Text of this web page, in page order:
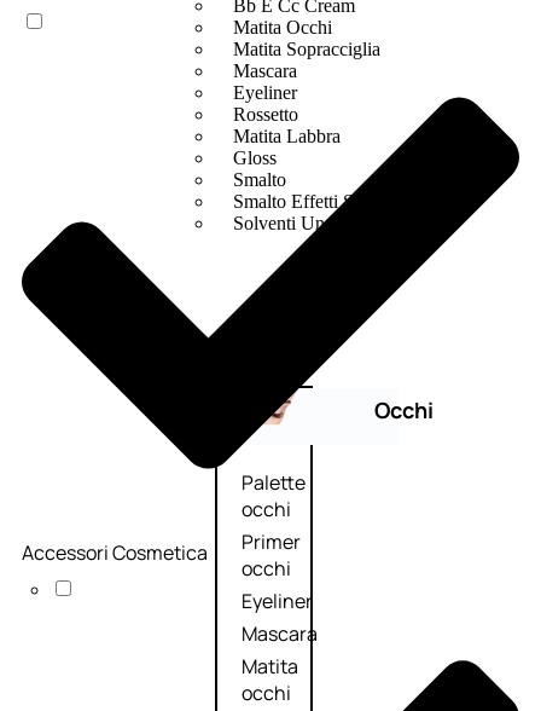
Bb E Cc Cream
Matita Occhi
Matita Sopracciglia
Mascara
Eyeliner
Rossetto
Matita Labbra
Gloss
Smalto
Smalto Effetti Speciali
Solventi Unghie
Occhi
Palette
occhi
Primer
occhi
Eyeliner
Mascara
Matita
occhi
Accessori Cosmetica